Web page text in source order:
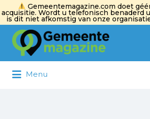
Gemeentemagazine.com doet
acquisitie. Wordt u telefonisch benaderd
is dit niet afkomstig van onze
Zoek
naar:
Menu
naar: